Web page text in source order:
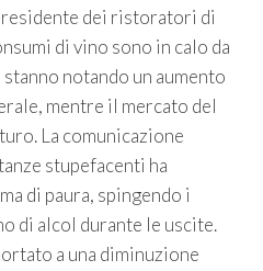
dei ristoratori di
di vino sono in calo da
notando un aumento
mentre il mercato del
La comunicazione
stupefacenti ha
di paura, spingendo i
di alcol durante le uscite.
a una diminuzione